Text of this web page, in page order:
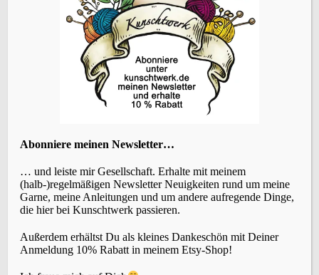
Fertigstellung
Abonniere meinen Newsletter…
… und leiste mir Gesellschaft. Erhalte mit meinem
(halb-)regelmäßigen Newsletter Neuigkeiten rund um meine
Garne, meine Anleitungen und um andere aufregende Dinge,
die hier bei Kunschtwerk passieren.
Außerdem erhältst Du als kleines Dankeschön mit Deiner
Anmeldung 10% Rabatt in meinem Etsy-Shop!